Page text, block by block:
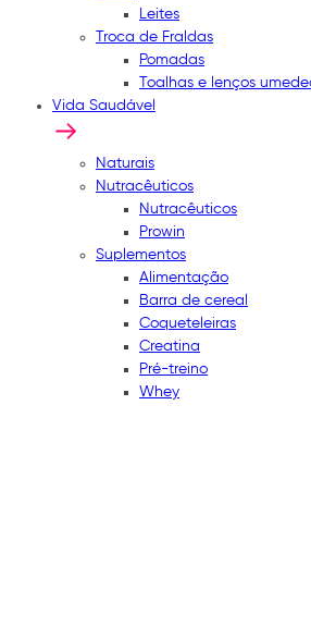
Leites
Troca de Fraldas
Pomadas
Toalhas e lenços
Vida Saudável
Naturais
Nutracêuticos
Nutracêuticos
Prowin
Suplementos
Alimentação
Barra de cereal
Coqueteleiras
Creatina
Pré-treino
Whey